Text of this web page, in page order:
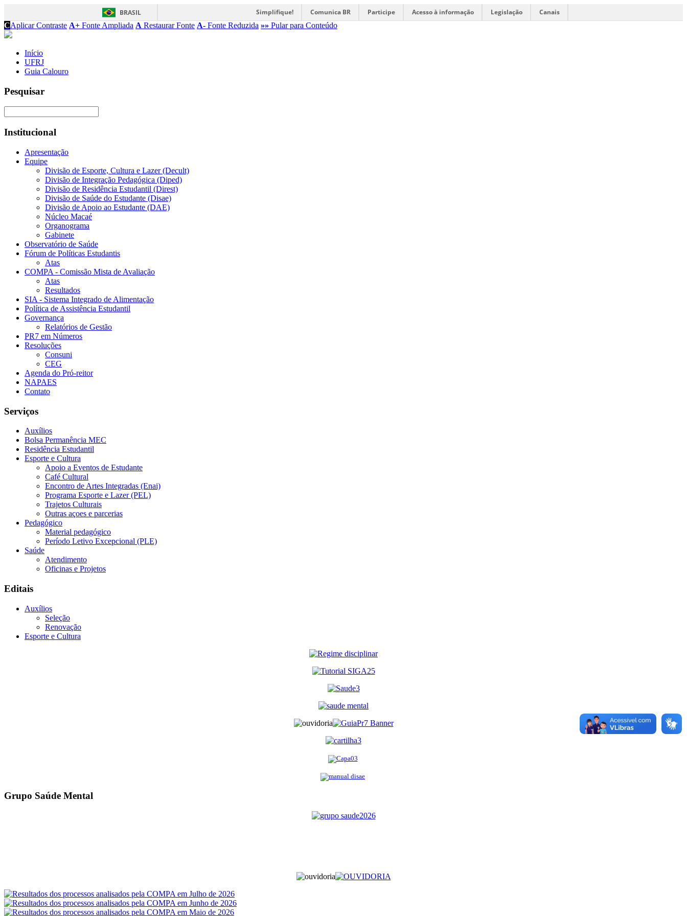
BRASIL Simplifique! Comunica BR Participe Acesso à informação Legislação
Canais
CAplicar Contraste A+ Fonte Ampliada A Restaurar Fonte A- Fonte Reduzida »» Pular para Conteúdo
Início
UFRJ
Guia Calouro
Pesquisar
Institucional
Apresentação
Equipe
Divisão de Esporte, Cultura e Lazer (Decult)
Divisão de Integração Pedagógica (Diped)
Divisão de Residência Estudantil (Direst)
Divisão de Saúde do Estudante (Disae)
Divisão de Apoio ao Estudante (DAE)
Núcleo Macaé
Organograma
Gabinete
Observatório de Saúde
Fórum de Políticas Estudantis
Atas
COMPA - Comissão Mista de Avaliação
Atas
Resultados
SIA - Sistema Integrado de Alimentação
Política de Assistência Estudantil
Governança
Relatórios de Gestão
PR7 em Números
Resoluções
Consuni
CEG
Agenda do Pró-reitor
NAPAES
Contato
Serviços
Auxílios
Bolsa Permanência MEC
Residência Estudantil
Esporte e Cultura
Apoio a Eventos de Estudante
Café Cultural
Encontro de Artes Integradas (Enai)
Programa Esporte e Lazer (PEL)
Trajetos Culturais
Outras açoes e parcerias
Pedagógico
Material pedagógico
Período Letivo Excepcional (PLE)
Saúde
Atendimento
Oficinas e Projetos
Editais
Auxílios
Seleção
Renovação
Esporte e Cultura
Grupo Saúde Mental